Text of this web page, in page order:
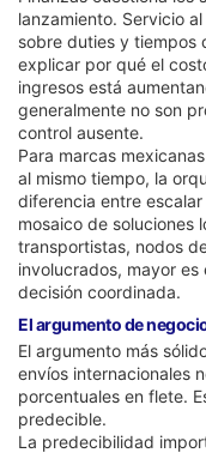
lanzamiento. Servicio
sobre duties y tiempos
explicar por qué el
ingresos está
generalmente no son
control ausente.
Para marcas
al mismo tiempo, la
diferencia entre
mosaico de soluciones
transportistas, nodos
involucrados, mayor
decisión coordinada.
El argumento de
El argumento más
envíos internacionales
porcentuales en flete.
predecible.
La predecibilidad